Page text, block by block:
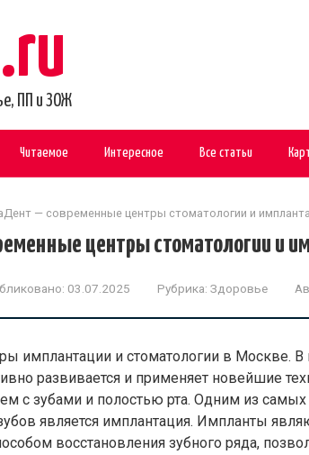
ПП и ЗОЖ
Читаемое Интересное Все статьи
— современные центры стоматологии и
центры стоматологии и
03.07.2025 Рубрика: Здоровье
имплантации и стоматологии в Москве.
развивается и применяет новейшие
с зубами и полостью рта. Одним из
является имплантация. Импланты
восстановления зубного ряда,